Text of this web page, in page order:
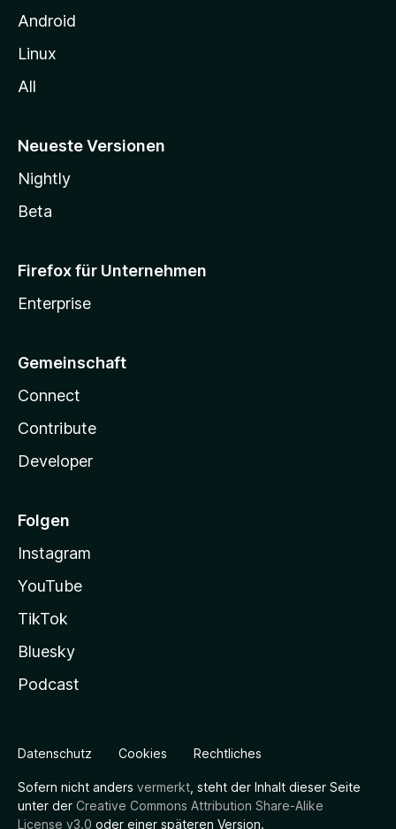
n
Android
Linux
All
Neueste Versionen
Nightly
Beta
Firefox für Unternehmen
Enterprise
Gemeinschaft
Connect
Contribute
Developer
Folgen
Instagram
YouTube
TikTok
Bluesky
Podcast
Datenschutz Cookies Rechtliches
Sofern nicht anders vermerkt , steht der Inhalt dieser Seite
unter der Creative Commons Attribution Share-Alike
License v3.0 oder einer späteren Version.